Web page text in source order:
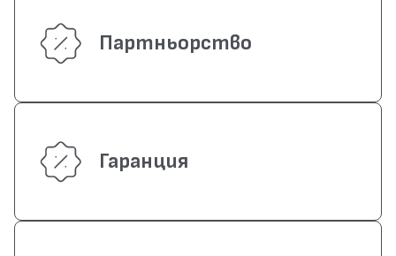
Партньорство
Гаранция